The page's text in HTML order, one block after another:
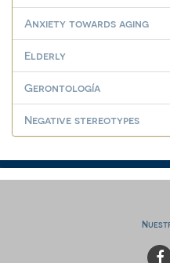
Anxiety towards aging
Elderly
Gerontología
Negative stereotypes